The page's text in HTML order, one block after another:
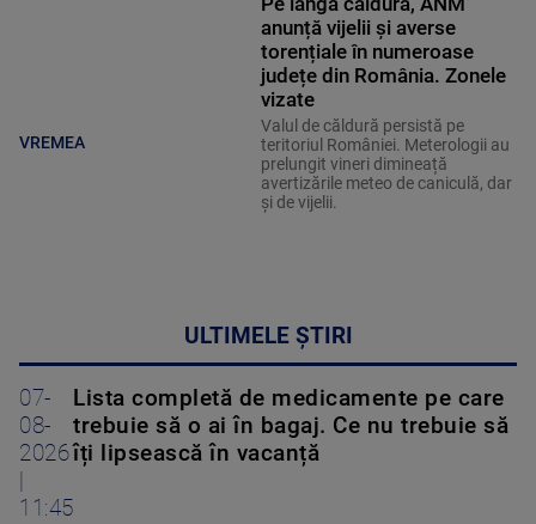
VREMEA
anunță vijelii și averse
torențiale în numeroase
județe din România. Zonele
vizate
Valul de căldură persistă pe
teritoriul României. Meterologii au
prelungit vineri dimineață
avertizările meteo de caniculă, dar
și de vijelii.
ULTIMELE ȘTIRI
07-
08-
2026
11:45
Lista completă de medicamente pe care
trebuie să o ai în bagaj. Ce nu trebuie să
îți lipsească în vacanță